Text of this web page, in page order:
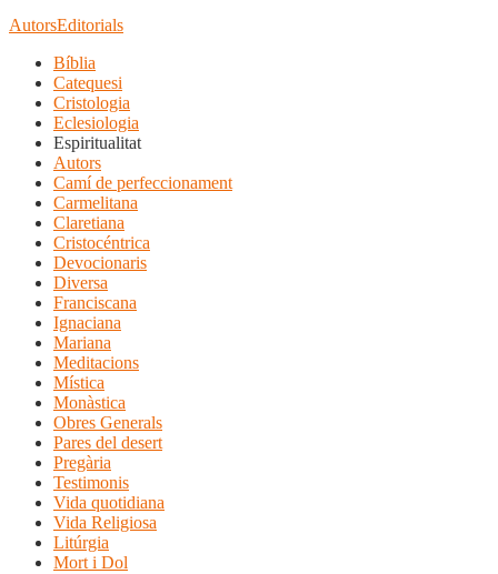
AutorsEditorials
Bíblia
Catequesi
Cristologia
Eclesiologia
Espiritualitat
Autors
Camí de perfeccionament
Carmelitana
Claretiana
Cristocéntrica
Devocionaris
Diversa
Franciscana
Ignaciana
Mariana
Meditacions
Mística
Monàstica
Obres Generals
Pares del desert
Pregària
Testimonis
Vida quotidiana
Vida Religiosa
Litúrgia
Mort i Dol